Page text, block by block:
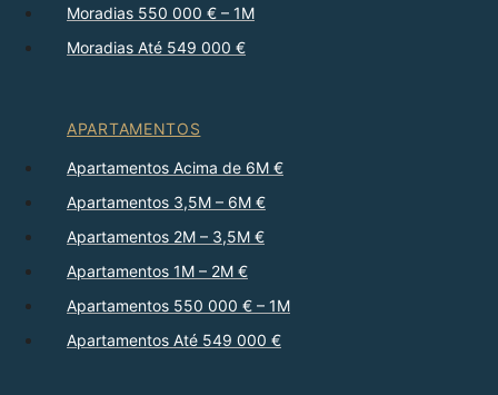
Moradias 550 000 € – 1M
Moradias Até 549 000 €
APARTAMENTOS
Apartamentos Acima de 6M €
Apartamentos 3,5M – 6M €
Apartamentos 2M – 3,5M €
Apartamentos 1M – 2M €
Apartamentos 550 000 € – 1M
Apartamentos Até 549 000 €